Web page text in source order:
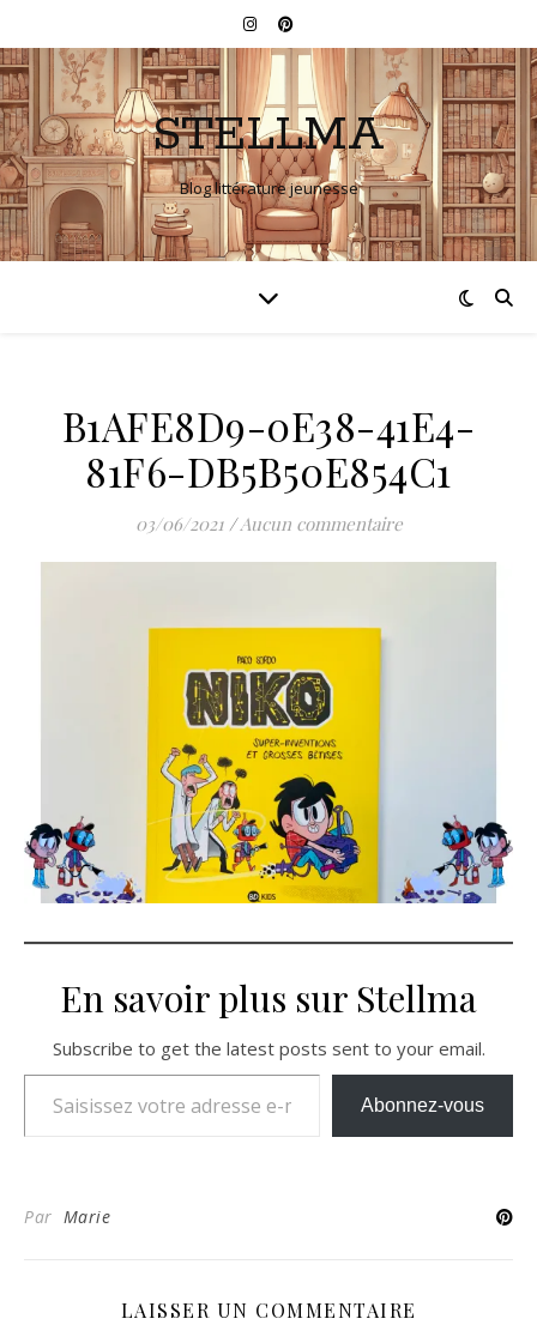
STELLMA
Blog littérature jeunesse
B1AFE8D9-0E38-41E4-
81F6-DB5B50E854C1
03/06/2021 /Aucun commentaire
En savoir plus sur Stellma
Subscribe to get the latest posts sent to your email.
Saisissez votre adresse e-mail…
Abonnez-vous
Par Marie
LAISSER UN COMMENTAIRE